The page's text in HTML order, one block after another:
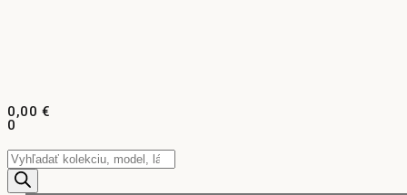
0,00 €
0